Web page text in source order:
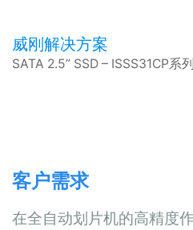
威刚解决方案
SATA 2.5” SSD – ISSS31CP系列
客户需求
在全自动划片机的高精度